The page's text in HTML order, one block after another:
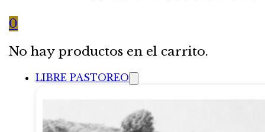
0
No hay productos en el carrito.
LIBRE PASTOREO